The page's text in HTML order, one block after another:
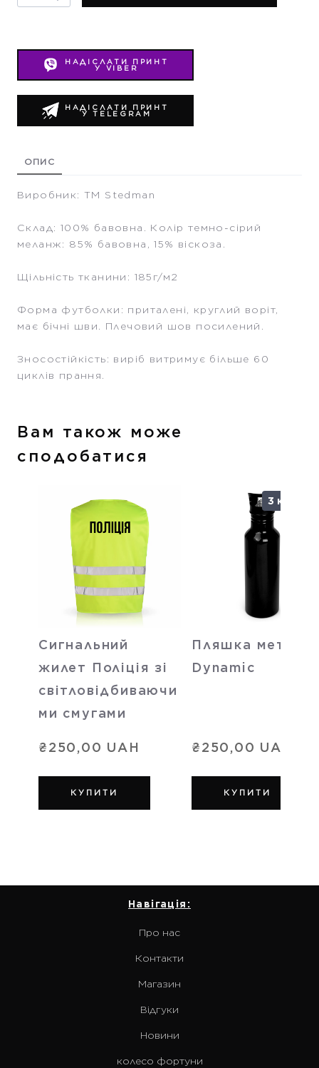
НАДІСЛАТИ ПРИНТ
У VIBER
НАДІСЛАТИ ПРИНТ
У TELEGRAM
ОПИС
Виробник: ТМ Stedman
Склад: 100% бавовна. Колір темно-сірий
меланж: 85% бавовна, 15% віскоза.
Щільність тканини: 185г/м2
Форма футболки: приталені, круглий воріт,
має бічні шви. Плечовий шов посилений.
Зносостійкість: виріб витримує більше 60
циклів прання.
Вам також може
сподобатися
Сигнальний
жилет Поліція зі
світловідбиваючи
ми смугами
₴250,00 UAH
КУПИТИ
3
Пляшка
Dynamic
₴250,00 UAH
КУПИТИ
Навігація:
Про нас
Контакти
Магазин
Відгуки
Новини
колесо фортуни